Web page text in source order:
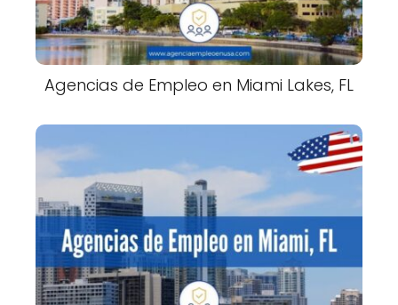
Agencias de Empleo en Miami Lakes, FL